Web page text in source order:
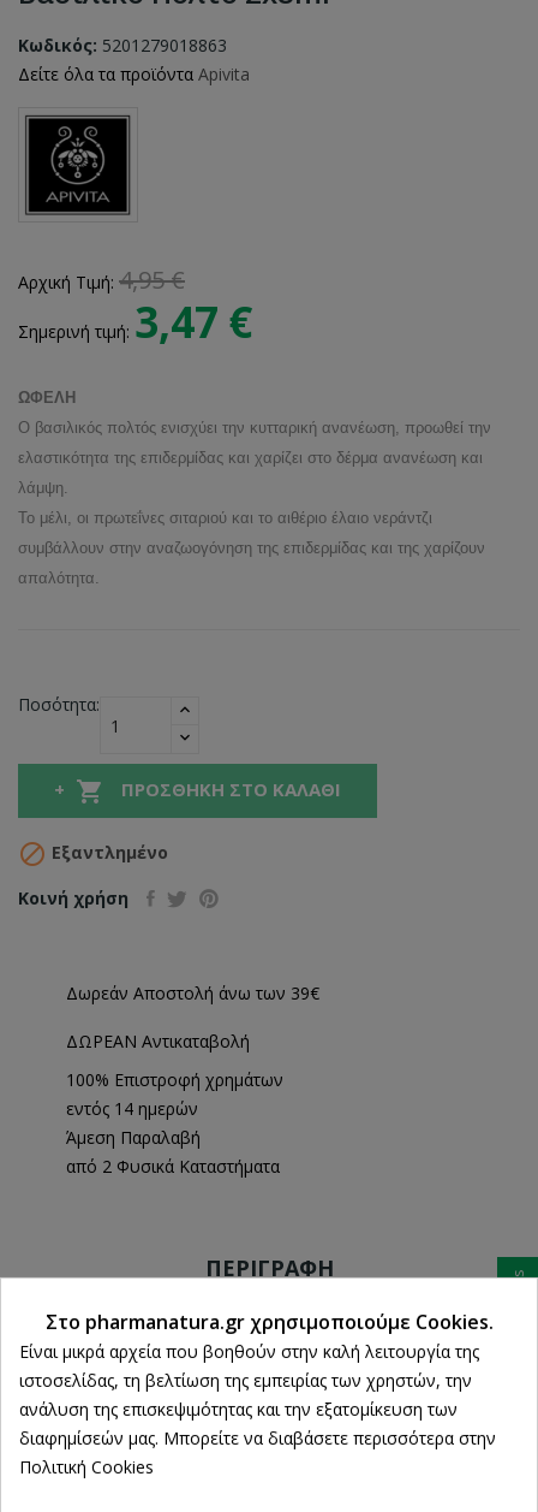
Κωδικός: 5201279018863
Δείτε όλα τα προϊόντα Apivita
Αρχική Τιμή: 4,95 €
Σημερινή τιμή: 3,47 €
ΩΦΕΛΗ
Ο βασιλικός πολτός ενισχύει την κυτταρική ανανέωση, προωθεί την
ελαστικότητα της επιδερμίδας και χαρίζει στο δέρμα ανανέωση και
λάμψη.
Το μέλι, οι πρωτεΐνες σιταριού και το αιθέριο έλαιο νεράντζι
συμβάλλουν στην αναζωογόνηση της επιδερμίδας και της χαρίζουν
απαλότητα.
Ποσότητα:
 ΠΡΟΣΘΉΚΗ ΣΤΟ ΚΑΛΆΘΙ
 Εξαντλημένο
Κοινή χρήση
Δωρεάν Αποστολή άνω των 39€
ΔΩΡΕΑΝ Αντικαταβολή
100% Επιστροφή χρημάτων
εντός 14 ημερών
Άμεση Παραλαβή
από 2 Φυσικά Καταστήματα
ΠΕΡΙΓΡΑΦΉ
ΛΕΠΤΟΜΈΡΕΙΕΣ ΠΡΟΪΌΝΤΟΣ
EXPRESS GOLD Mάσκα Σύσφιξης και Ανάπλασης με
βασιλικό πολτό 2x8ml
Στο pharmanatura.gr χρησιμοποιούμε Cookies.
Είναι μικρά αρχεία που βοηθούν στην καλή λειτουργία της
ιστοσελίδας, τη βελτίωση της εμπειρίας των χρηστών, την
ανάλυση της επισκεψιμότητας και την εξατομίκευση των
διαφημίσεών μας. Μπορείτε να διαβάσετε περισσότερα στην
Πολιτική Cookies